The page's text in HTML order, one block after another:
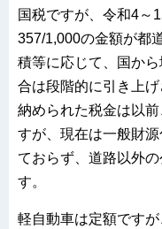
国税ですが、令和4～
357/1,000の金額が都
積等に応じて、国か
合は段階的に引き上げ
納められた税金は以
すが、現在は一般財
ておらず、道路以外
す。
軽自動車は定額です